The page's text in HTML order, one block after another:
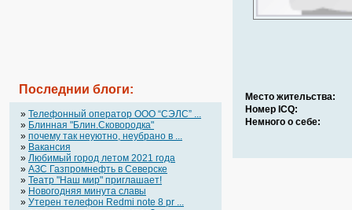
Последнии блоги:
» Телефонный оператор OOO “СЭЛС” ...
» Блинная "Блин.Сковородка"
» почему так неуютно, неубрано в ...
» Вакансия
» Любимый город летом 2021 года
» АЗС Газпромнефть в Северске
» Театр "Наш мир" приглашает!
» Новогодняя минута славы
» Утерен телефон Redmi note 8 pr ...
Место жительства:
Номер ICQ:
Немного о себе: